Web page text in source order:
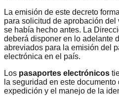
La emisión de este decreto
para solicitud de aprobación
se había hecho antes. La
deberá disponer en lo adelante
abreviados para la emisión del
electrónica en el país.
Los pasaportes electrónicos
la seguridad en este
expedición y el manejo de la